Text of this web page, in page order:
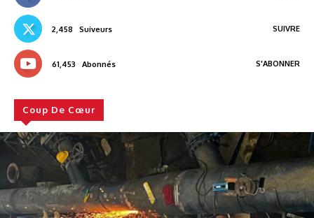
2,458 Suiveurs SUIVRE
61,453 Abonnés S'ABONNER
Coup De Cœur